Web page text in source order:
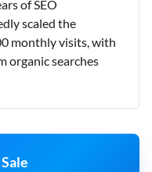
of SEO
scaled the
monthly visits, with
organic searches